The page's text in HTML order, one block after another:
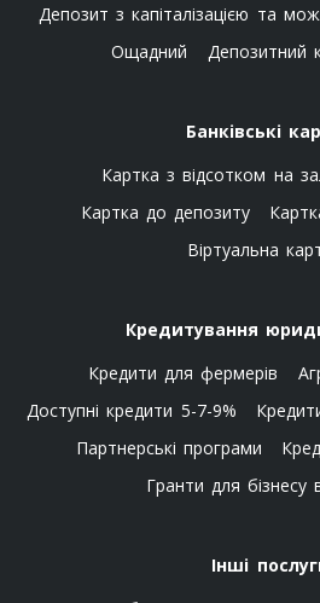
Депозит з капіталізацією та
Ощадний
Депозитний
Банківські
Картка з відсотком на
Картка до депозиту
Віртуальна
Кредитування
Кредити для фермерів
Доступні кредити 5-7-9%
Партнерські програми
Гранти для бізнесу
Інші